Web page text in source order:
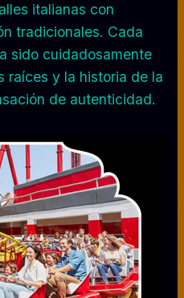
italianas con
tradicionales. Cada
sido cuidadosamente
raíces y la historia de la
de autenticidad.